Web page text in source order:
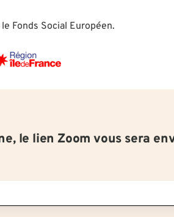
Fonds Social Européen.
le lien Zoom vous sera